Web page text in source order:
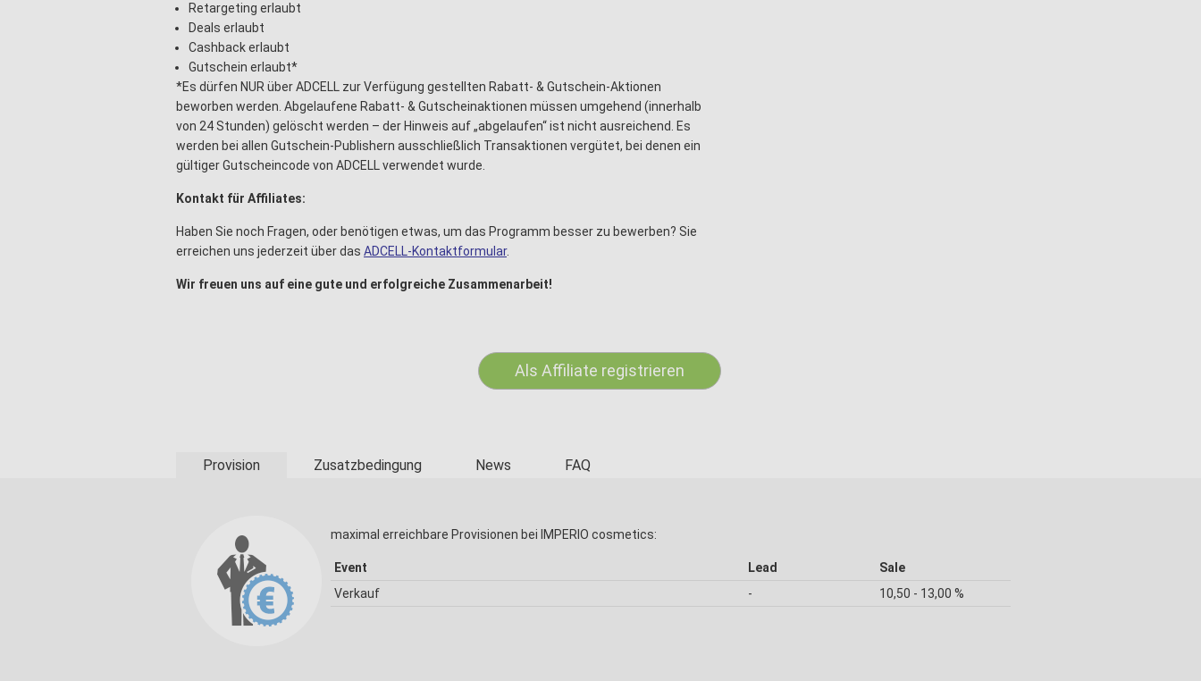
Retargeting erlaubt
Deals erlaubt
Cashback erlaubt
Gutschein erlaubt*
*Es dürfen NUR über ADCELL zur Verfügung gestellten Rabatt- & Gutschein-Aktionen
beworben werden. Abgelaufene Rabatt- & Gutscheinaktionen müssen umgehend (innerhalb
von 24 Stunden) gelöscht werden – der Hinweis auf „abgelaufen“ ist nicht ausreichend. Es
werden bei allen Gutschein-Publishern ausschließlich Transaktionen vergütet, bei denen ein
gültiger Gutscheincode von ADCELL verwendet wurde.
Kontakt für Affiliates:
Haben Sie noch Fragen, oder benötigen etwas, um das Programm besser zu bewerben? Sie
erreichen uns jederzeit über das ADCELL-Kontaktformular.
Wir freuen uns auf eine gute und erfolgreiche Zusammenarbeit!
Als Affiliate registrieren
Provision Zusatzbedingung News FAQ
maximal erreichbare Provisionen bei IMPERIO cosmetics:
Event Lead
Sale
Verkauf
- 10,50 - 13,00 %